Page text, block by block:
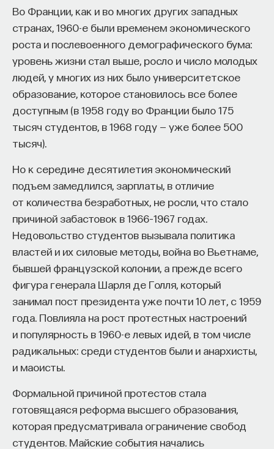
Во Франции, как и во многих других западных
странах, 1960-е были временем экономического
роста и послевоенного демографического бума:
уровень жизни стал выше, росло и число молодых
людей, у многих из них было университетское
образование, которое становилось все более
доступным (в 1958 году во Франции было 175
тысяч студентов, в 1968 году — уже более 500
тысяч).
Но к середине десятилетия экономический
подъем замедлился, зарплаты, в отличие
от количества безработных, не росли, что стало
причиной забастовок в 1966–1967 годах.
Недовольство студентов вызывала политика
властей и их силовые методы, война во Вьетнаме,
бывшей французской колонии, а прежде всего
фигура генерала Шарля де Голля, который
занимал пост президента уже почти 10 лет, с 1959
года. Повлияла на рост протестных настроений
и популярность в 1960-е левых идей, в том числе
радикальных: среди студентов были и анархисты,
и маоисты.
Формальной причиной протестов стала
готовящаяся реформа высшего образования,
которая предусматривала ограничение свобод
студентов. Майские события начались
мы знаем то, что знаем? Существует ли в мире
свобода?
— Переосмыслите границы доверия
собственному знанию.
Автор курса: Диана Гаспарян— кандидат
философских наук, профессор Школы философии
и культурологии факультета гуманитарных наук
НИУ ВШЭ.
3/30/2022
НАПИСАТЬ НАМ
НАД МАТЕРИАЛОМ РАБОТАЛИ
ПостНаука
команда ПостНауки
НАУКА ЖУРНАЛ
ФИЛОСОФСКИЙ ПОИСК: НАЧАЛА